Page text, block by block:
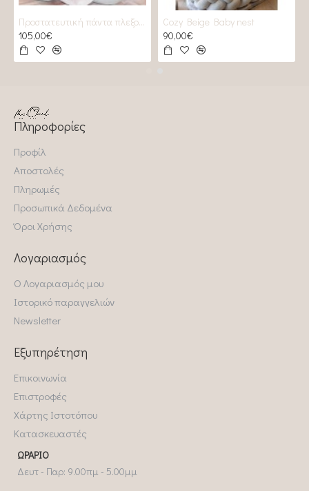
Προστατευτική πάντα πλεξούδα 2 GREYS & 2 Roses
105,00€
Cozy Beige Baby nest
90,00€
Πληροφορίες
Προφίλ
Αποστολές
Πληρωμές
Προσωπικά Δεδομένα
Όροι Χρήσης
Λογαριασμός
Ο Λογαριασμός μου
Ιστορικό παραγγελιών
Newsletter
Εξυπηρέτηση
Επικοινωνία
Επιστροφές
Χάρτης Ιστοτόπου
Κατασκευαστές
ΩΡΆΡΙΟ
Δευτ - Παρ: 9.00πμ - 5.00μμ